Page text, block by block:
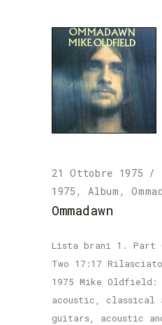
21 Ottobre 1975
1975 , Album ,
Ommadawn
Lista brani 1. Part
Two 17:17
1975 Mike
acoustic, classical
guitars, acoustic